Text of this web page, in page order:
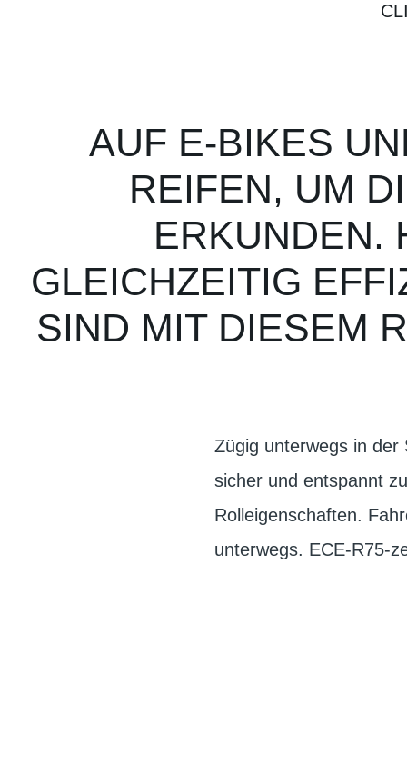
AUF E-BIKES
REIFEN, UM
ERKUNDEN.
GLEICHZEITIG
SIND MIT DIESEM
Zügig unterwegs in der
sicher und entspannt
Rolleigenschaften.
unterwegs. ECE-R75-